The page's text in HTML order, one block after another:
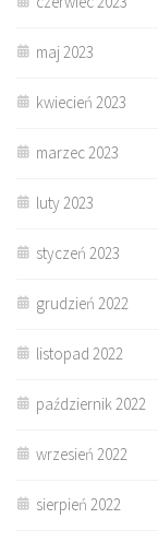
maj 2023
kwiecień 2023
marzec 2023
luty 2023
styczeń 2023
grudzień 2022
listopad 2022
październik 2022
wrzesień 2022
sierpień 2022